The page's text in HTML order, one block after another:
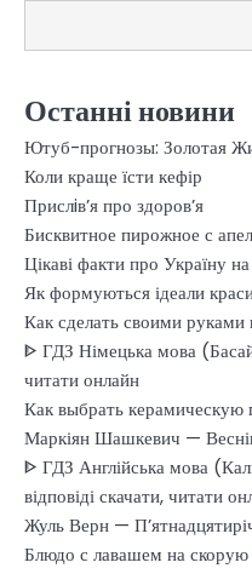
Останні новини
Ютуб-прогнозы: Золотая
Коли краще їсти кефір
Прислiв’я про здоров’я
Бисквитное пирожное с
Цікаві факти про Україну на
Як формуються ідеали
Как сделать своими руками
ᐈ ГДЗ Німецька мова
читати онлайн
Как выбрать керамическую
Маркіян Шашкевич —
ᐈ ГДЗ Англійська мова
відповіді скачати, читати
Жуль Верн —
Блюдо с лавашем на